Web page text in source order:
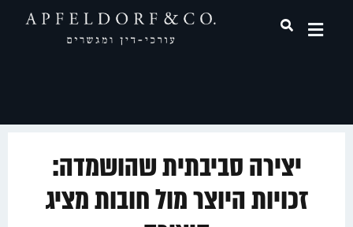
יצירה סביבתית שהושמדה:
זכויות היוצר מול חובות מציג